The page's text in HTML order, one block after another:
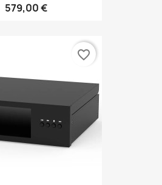
579,00 €
favorite_border